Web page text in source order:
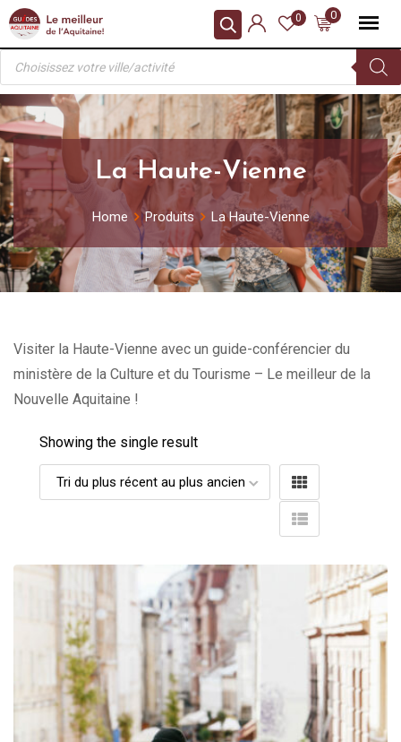
Skip
content
0
0
Recherche
produits
La Haute-Vienne
Home Produits La Haute-Vienne
Visiter la Haute-Vienne avec un guide-conférencier du
ministère de la Culture et du Tourisme – Le meilleur de la
Nouvelle Aquitaine !
Showing the single result